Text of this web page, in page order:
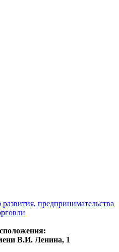
предпринимательства
В.И. Ленина, 1